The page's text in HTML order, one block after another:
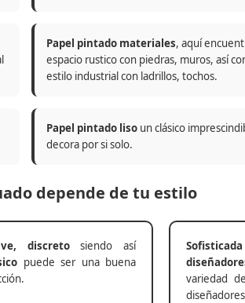
Papel pintado materiales, aquí
espacio rustico con piedras, muros, así
estilo industrial con ladrillos, tochos.
Papel pintado liso un clásico
decora por si solo.
depende de tu estilo
discretosiendo así
puede ser una buena
Sofisticada
variedad